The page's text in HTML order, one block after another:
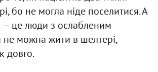
бо не могла ніде поселитися. А
— це люди з ослабленим
не можна жити в шелтері,
довго.